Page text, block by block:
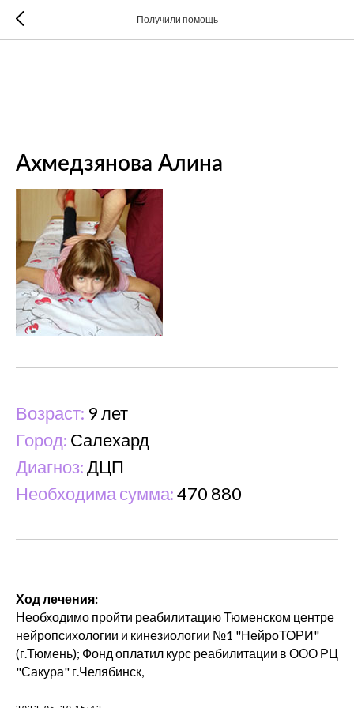
Получили помощь
Ахмедзянова Алина
Возраст: 9 лет
Город: Салехард
Диагноз:ДЦП
Необходима сумма:470 880
Ход лечения:
Необходимо пройти реабилитацию Тюменском центре
нейропсихологии и кинезиологии №1 "НейроТОРИ"
(г.Тюмень); Фонд оплатил курс реабилитации в ООО РЦ
"Сакура" г.Челябинск,